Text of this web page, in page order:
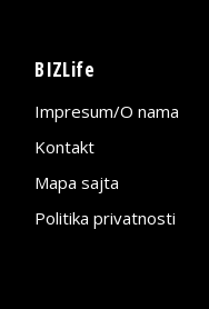
BIZLife
Impresum/O nama
Kontakt
Mapa sajta
Politika privatnosti